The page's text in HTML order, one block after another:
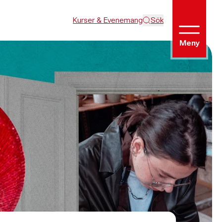
Kurser & Evenemang Sök
Meny